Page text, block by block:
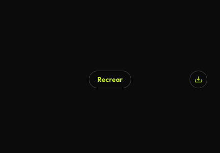
Recrear